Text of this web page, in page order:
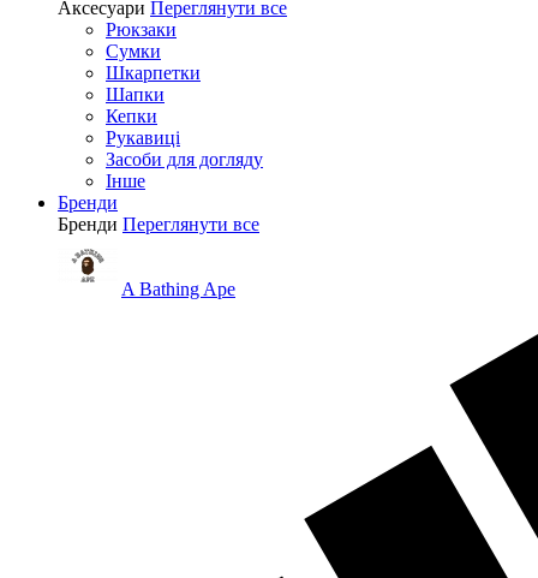
Аксесуари Переглянути все
Рюкзаки
Сумки
Шкарпетки
Шапки
Кепки
Рукавиці
Засоби для догляду
Інше
Бренди
Бренди Переглянути все
A Bathing Ape